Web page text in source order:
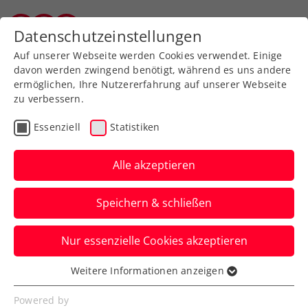
Zurück zur Newsübersicht
Turniere
ATP Antwerpen:
Erler/Miedler mit 6. Titel
ins Wien-Heimspiel
Das ÖTV-Davis-Cup-Doppel lässt sich im
Norden von Belgien auch im Finale nicht
aufhalten.
Verfasst von: Manuel Wachta, 21.10.2024
Datenschutzeinstellungen
Auf unserer Webseite werden Cookies verwendet. Einige
davon werden zwingend benötigt, während es uns andere
ermöglichen, Ihre Nutzererfahrung auf unserer Webseite
zu verbessern.
Essenziell Statistiken
Alle akzeptieren
Speichern & schließen
Nur essenzielle Cookies akzeptieren
Essenziell
Essenzielle Cookies werden für grundlegende
Weitere Informationen anzeigen
Powered by